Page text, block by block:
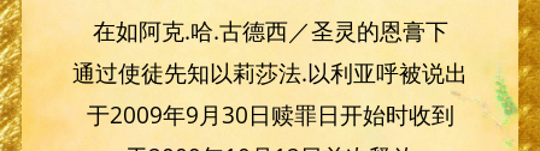
在如阿克.哈.古德西／圣灵的恩膏下
通过使徒先知以莉莎法.以利亚呼被说出
于2009年9月30日赎罪日开始时收到